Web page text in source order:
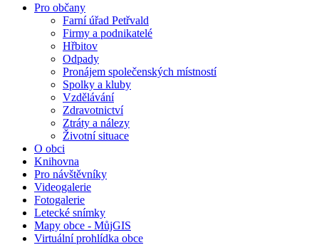
Pro občany
Farní úřad Petřvald
Firmy a podnikatelé
Hřbitov
Odpady
Pronájem společenských místností
Spolky a kluby
Vzdělávání
Zdravotnictví
Ztráty a nálezy
Životní situace
O obci
Knihovna
Pro návštěvníky
Videogalerie
Fotogalerie
Letecké snímky
Mapy obce - MůjGIS
Virtuální prohlídka obce